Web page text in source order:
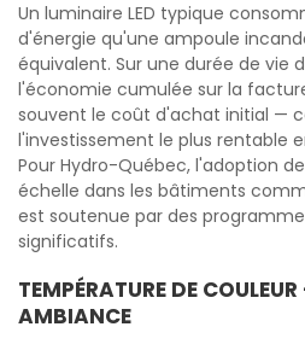
Un luminaire LED typique
d'énergie qu'une ampoule
équivalent. Sur une durée de vie
l'économie cumulée sur la
souvent le coût d'achat initial —
l'investissement le plus rentable
Pour Hydro-Québec, l'adoption
échelle dans les bâtiments
est soutenue par des
significatifs.
TEMPÉRATURE DE
AMBIANCE